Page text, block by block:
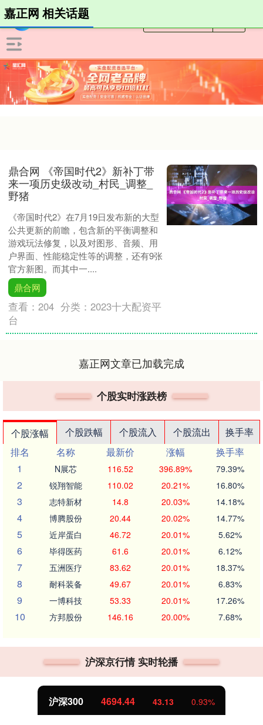
嘉正网 相关话题
鼎合网 《帝国时代2》新补丁带
来一项历史级改动_村民_调整_
野猪
《帝国时代2》在7月19日发布新的大型
公共更新的前瞻，包含新的平衡调整和
游戏玩法修复，以及对图形、音频、用
户界面、性能稳定性等的调整，还有9张
官方新图。而其中一....
鼎合网
查看：204 分类：2023十大配资平
台
嘉正网文章已加载完成
个股实时涨跌榜
个股涨幅 个股跌幅 个股流入 个股流出
换手率
排名
名称 最新价 涨幅
换手率
1
N展芯 116.52 396.89% 79.39%
2 锐翔智能 110.02 20.21% 16.80%
3 志特新材 14.8 20.03% 14.18%
4 博腾股份 20.44 20.02% 14.77%
5 近岸蛋白 46.72 20.01% 5.62%
6 毕得医药 61.6 20.01% 6.12%
7 五洲医疗 83.62 20.01% 18.37%
8 耐科装备 49.67 20.01% 6.83%
9 一博科技 53.33 20.01% 17.26%
10 方邦股份 146.16 20.00% 7.68%
沪深京行情 实时轮播
0.93% 北证50 1134.24